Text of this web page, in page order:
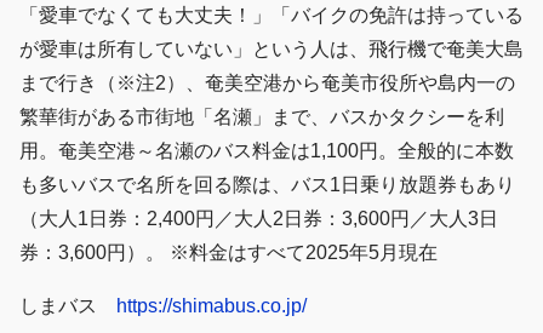
「愛車でなくても大丈夫！」「バイクの免許は持っている
が愛車は所有していない」という人は、飛行機で奄美大島
まで行き（※注2）、奄美空港から奄美市役所や島内一の
繁華街がある市街地「名瀬」まで、バスかタクシーを利
用。奄美空港～名瀬のバス料金は1,100円。全般的に本数
も多いバスで名所を回る際は、バス1日乗り放題券もあり
（大人1日券：2,400円／大人2日券：3,600円／大人3日
券：3,600円）。 ※料金はすべて2025年5月現在
しまバス https://shimabus.co.jp/